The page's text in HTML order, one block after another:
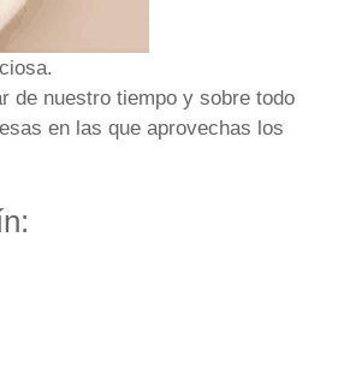
de nuestro tiempo y sobre todo
en las que aprovechas los